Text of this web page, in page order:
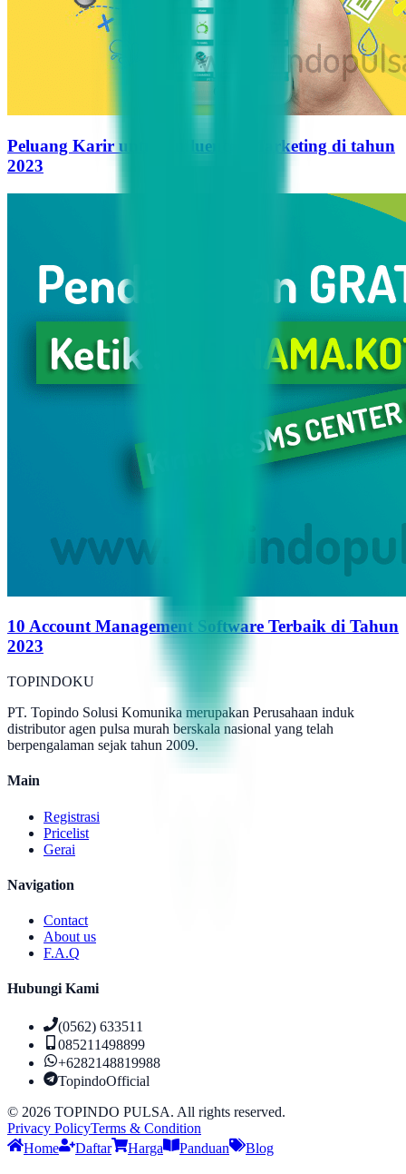
Peluang Karir untuk Influencer Marketing di tahun
2023
10 Account Management Software Terbaik di Tahun
2023
TOPINDOKU
PT. Topindo Solusi Komunika merupakan Perusahaan induk
distributor agen pulsa murah berskala nasional yang telah
berpengalaman sejak tahun 2009.
Main
Registrasi
Pricelist
Gerai
Navigation
Contact
About us
F.A.Q
Hubungi Kami
(0562) 633511
085211498899
+6282148819988
TopindoOfficial
© 2026 TOPINDO PULSA. All rights reserved.
Privacy PolicyTerms & Condition
Home
Daftar Harga Panduan Blog